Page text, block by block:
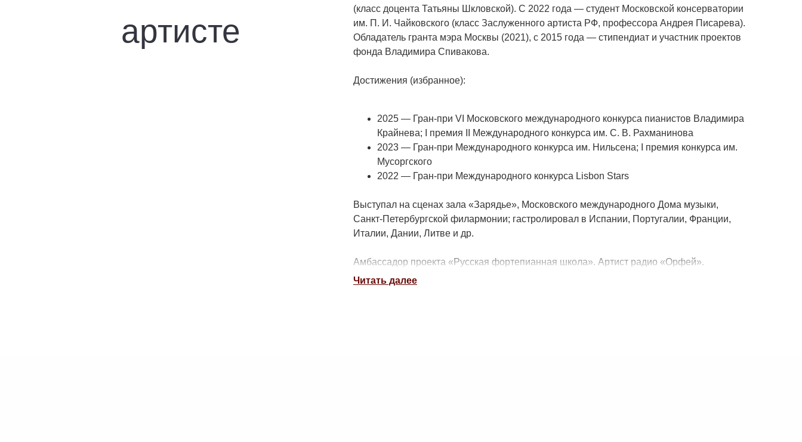
артисте
(класс доцента Татьяны Шкловской). С 2022 года — студент Московской консерватории
им. П. И. Чайковского (класс Заслуженного артиста РФ, профессора Андрея Писарева).
Обладатель гранта мэра Москвы (2021), с 2015 года — стипендиат и участник проектов
фонда Владимира Спивакова.
Достижения (избранное):
2025 — Гран‑при VI Московского международного конкурса пианистов Владимира
Крайнева; I премия II Международного конкурса им. С. В. Рахманинова
2023 — Гран‑при Международного конкурса им. Нильсена; I премия конкурса им.
Мусоргского
2022 — Гран‑при Международного конкурса Lisbon Stars
Выступал на сценах зала «Зарядье», Московского международного Дома музыки,
Санкт‑Петербургской филармонии; гастролировал в Испании, Португалии, Франции,
Италии, Дании, Литве и др.
Амбассадор проекта «Русская фортепианная школа». Артист радио «Орфей».
Читать далее